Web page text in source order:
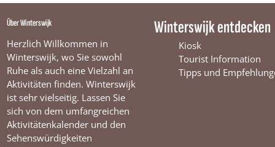
Über Winterswijk
Herzlich Willkommen in
Winterswijk, wo Sie sowohl
Ruhe als auch eine Vielzahl an
Aktivitäten finden. Winterswijk
ist sehr vielseitig. Lassen Sie
sich von dem umfangreichen
Aktivitätenkalender und den
Sehenswürdigkeiten
Winterswijk entdecken
Kiosk
Tourist Information
Tipps und